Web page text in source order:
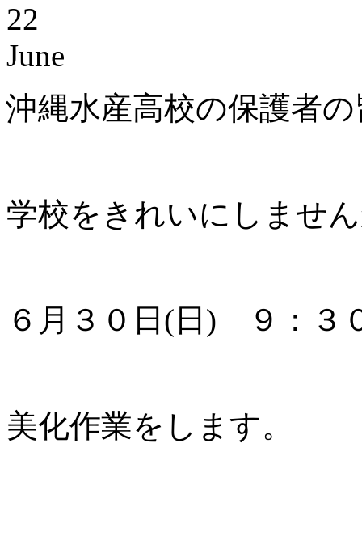
22
June
沖縄水産高校の保護者
学校をきれいにしませ
６月３０日(日) ９：３
美化作業をします。